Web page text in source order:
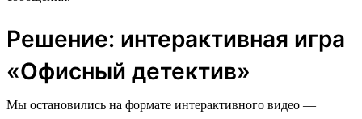
Решение: интерактивная игра
«Офисный детектив»
Мы остановились на формате интерактивного видео —